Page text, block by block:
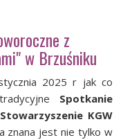
z
w Brzuśniku
2025 r jak co
Spotkanie
Stowarzyszenie KGW
znana jest nie tylko w